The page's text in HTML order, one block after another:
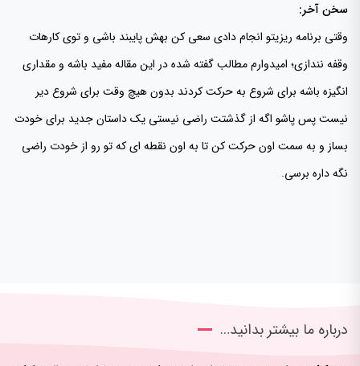
سخن آخر:
وقتی برنامه ریزیتو انجام دادی سعی کن بهش پایبند باشی و توی کارهات
وقفه نندازی؛ امیدوارم مطالب گفته شده در این مقاله مفید باشه و مقداری
انگیزه باشه برای شروع به حرکت کردند بدون هیچ وقت برای شروع دیر
نیست پس پاشو اگه از گذشتت راضی نیستی یک داستان جدید برای خودت
بساز و به سمت اون حرکت کن تا به اون نقطه ای که تو رو از خودت راضی
نگه داره برسی.
درباره ما بیشتر بدانید…